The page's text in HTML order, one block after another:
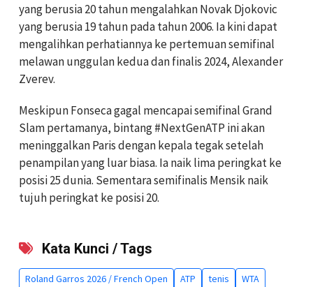
yang berusia 20 tahun mengalahkan Novak Djokovic
yang berusia 19 tahun pada tahun 2006. Ia kini dapat
mengalihkan perhatiannya ke pertemuan semifinal
melawan unggulan kedua dan finalis 2024, Alexander
Zverev.
Meskipun Fonseca gagal mencapai semifinal Grand
Slam pertamanya, bintang #NextGenATP ini akan
meninggalkan Paris dengan kepala tegak setelah
penampilan yang luar biasa. Ia naik lima peringkat ke
posisi 25 dunia. Sementara semifinalis Mensik naik
tujuh peringkat ke posisi 20.
Kata Kunci / Tags
Roland Garros 2026 / French Open ATP tenis WTA